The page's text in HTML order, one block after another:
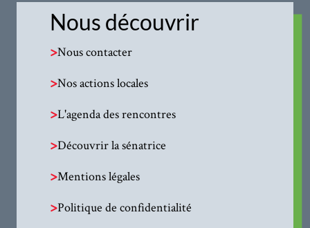
Nous découvrir
>Nous contacter
>Nos actions locales
>L'agenda des rencontres
>Découvrir la sénatrice
>Mentions légales
>Politique de confidentialité